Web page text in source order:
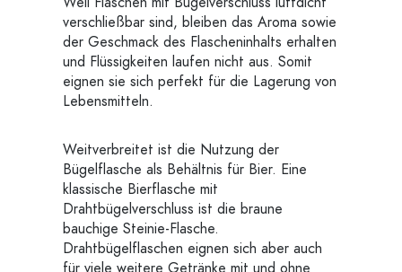
verschließbar sind, bleiben das Aroma sowie
der Geschmack des Flascheninhalts erhalten
und Flüssigkeiten laufen nicht aus. Somit
eignen sie sich perfekt für die Lagerung von
Lebensmitteln.
Weitverbreitet ist die Nutzung der
Bügelflasche als Behältnis für Bier. Eine
klassische Bierflasche mit
Drahtbügelverschluss ist die braune
bauchige Steinie-Flasche.
Drahtbügelflaschen eignen sich aber auch